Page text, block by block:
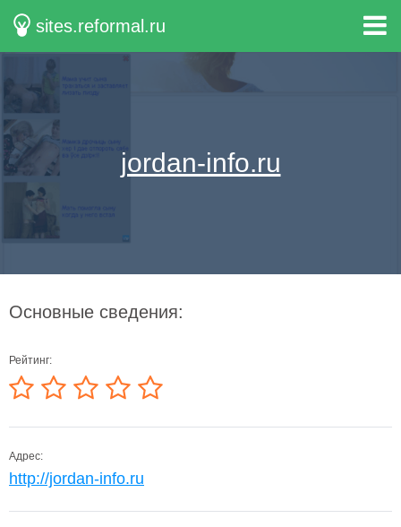
sites.reformal.ru
jordan-info.ru
Основные сведения:
Рейтинг:
Адрес:
http://jordan-info.ru